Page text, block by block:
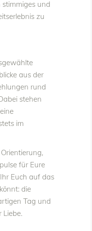
stimmiges und
zu
aus der
rund
stehen
im
für Eure
Euch auf das
die
Tag und
Liebe.